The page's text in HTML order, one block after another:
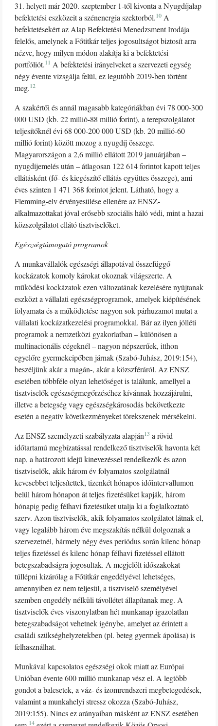
31. helyett már 2020. szeptember 1-től kivonta a Nyugdíjalap
befektetési eszközeit a szénenergia szektorból.10 A
befektetésekért az Alap Befektetési Menedzsment Irodája
felelős, amelynek a Főtitkár teljes jogosultságot biztosít arra
nézve, hogy milyen módon alakítja ki a befektetési
portfóliót.11 A befektetési irányelveket a szervezeti egység
négy évente vizsgálja felül, ez legutóbb 2019-ben történt
meg.12
A szakértői és annál magasabb kategóriákban évi 78 000-300
000 USD (kb. 22 millió-88 millió forint), a terepszolgálatot
teljesítőknél évi 68 000-200 000 USD (kb. 20 millió-60
millió forint) között mozog a nyugdíj összege.
Magyarországon a 2,6 millió ellátott 2019 januárjában –
nyugdíjemelés után – átlagosan 122 614 forintot kapott teljes
ellátásként (fő- és kiegészítő ellátás együttes összege), ami
éves szinten 1 471 368 forintot jelent. Látható, hogy a
Flemming-elv érvényesülése ellenére az ENSZ-
alkalmazottakat jóval erősebb szociális háló védi, mint a hazai
közszolgálatot ellátó tisztviselőket.
Egészségtámogató programok
A munkavállalók egészségi állapotával összefüggő
kockázatok komoly károkat okoznak világszerte. A
működési kockázatok ezen változatának kezelésére nyújtanak
eszközt a vállalati egészségprogramok, amelyek kiépítésének
folyamata és a működtetése nagyon sok párhuzamot mutat a
vállalati kockázatkezelési programokkal. Bár az ilyen jólléti
programok a nemzetközi gyakorlatban – különösen a
multinacionális cégeknél – nagyon népszerűek, itthon
egyelőre gyermekcipőben járnak (Szabó-Juhász, 2019:154),
beszéljünk akár a magán-, akár a közszféráról. Az ENSZ
esetében többféle olyan lehetőséget is találunk, amellyel a
tisztviselők egészségmegőrzéséhez kívánnak hozzájárulni,
illetve a betegség vagy egészségkárosodás bekövetkezte
esetén a negatív következményeket törekszenek mérsékelni.
Az ENSZ személyzeti szabályzata alapján13 a rövid
időtartamú megbízatással rendelkező tisztviselők havonta két
nap, a határozott idejű kinevezéssel rendelkezők és azon
tisztviselők, akik három év folyamatos szolgálatnál
kevesebbet teljesítettek, tizenkét hónapos időintervallumon
belül három hónapon át teljes fizetésüket kapják, három
hónapig pedig félhavi fizetésüket utalja ki a foglalkoztató
szerv. Azon tisztviselők, akik folyamatos szolgálatot látnak el,
vagy legalább három éve megszakítás nélkül dolgoznak a
szervezetnél, bármely négy éves periódus során kilenc hónap
teljes fizetéssel és kilenc hónap félhavi fizetéssel ellátott
betegszabadságra jogosultak. A megjelölt időszakokat
túllépni kizárólag a Főtitkár engedélyével lehetséges,
amennyiben ez nem teljesül, a tisztviselő személyével
szemben engedély nélküli távollétet állapítanak meg. A
tisztviselők éves viszonylatban hét munkanap igazolatlan
betegszabadságot vehetnek igénybe, amelyet az érintett a
családi szükséghelyzetekben (pl. beteg gyermek ápolása) is
felhasználhat.
Munkával kapcsolatos egészségi okok miatt az Európai
Unióban évente 600 millió munkanap vész el. A legtöbb
gondot a balesetek, a váz- és izomrendszeri megbetegedések,
valamint a munkahelyi stressz okozza (Szabó-Juhász,
2019:155). Nincs ez arányaiban másként az ENSZ esetében
14